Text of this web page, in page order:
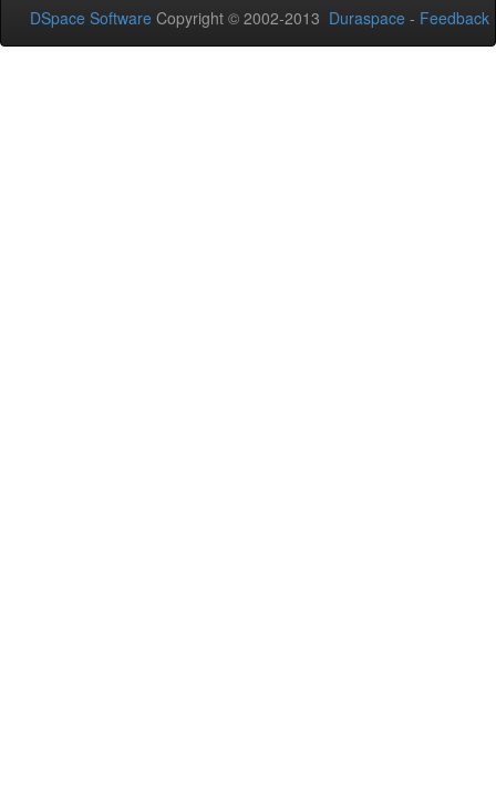
DSpace Software Copyright © 2002-2013 Duraspace - Feedback